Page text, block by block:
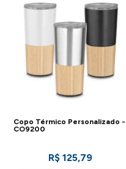
Copo Térmico Personalizado -
CO9200
R$ 125,79